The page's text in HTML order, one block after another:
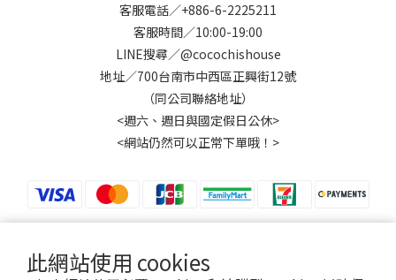
此網站使用 cookies
客服電話／+886-6-2225211
客服時間／10:00-19:00
LINE搜尋／@cocochishouse
地址／700台南市中西區正興街12號
（同公司聯絡地址）
<週六、週日與國定假日公休>
<網站仍然可以正常下單哦！>
$TWD 繁體中文